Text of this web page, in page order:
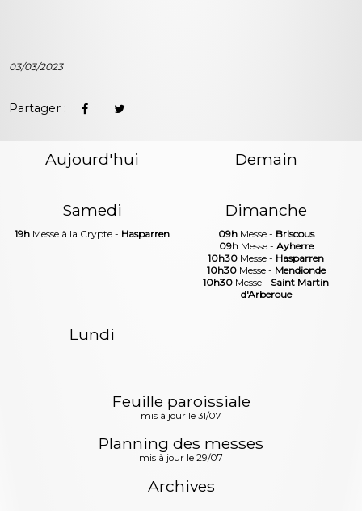
03/03/2023
Partager :
Aujourd'hui Demain
Samedi
19h Messe à la Crypte - Hasparren
Dimanche
09hMesse - Briscous
09hMesse - Ayherre
10h30 Messe - Hasparren
10h30Messe - Mendionde
10h30 Messe - Saint Martin
d'Arberoue
Lundi
Feuille paroissiale
mis à jour le 31/07
Planning des messes
mis à jour le 29/07
Archives